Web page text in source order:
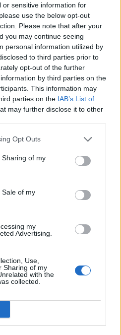
or sensitive information for
use the below opt-out
Please note that after your
you may continue seeing
personal information utilized by
to third parties prior to
opt-out of the further
by third parties on the
This information may
parties on the IAB’s List of
may further disclose it to other
Opt Outs
of my
of my
my
Advertising.
Use,
Sharing of my
with the
collected.
fiatal lányokat 14. rész
– Miért nem hiszünk a
Adéle és az örökölt árnyak
megosztó zsenialitása
ruhái